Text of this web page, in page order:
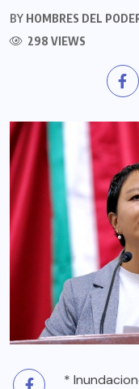
BY HOMBRES DEL
298 VIEWS
*